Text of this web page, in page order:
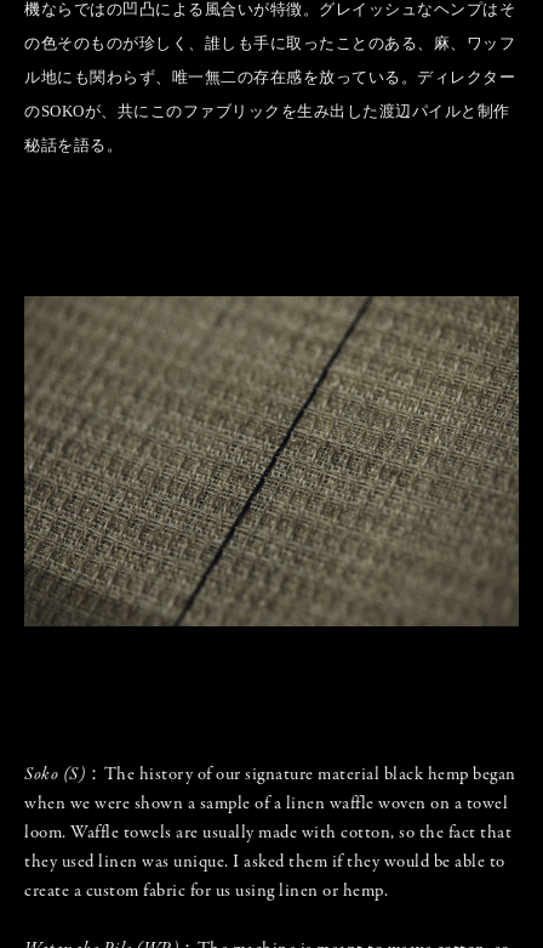
機ならではの凹凸による風合いが特徴。グレイッシュなヘンプはそ
の色そのものが珍しく、誰しも手に取ったことのある、麻、ワッフ
ル地にも関わらず、唯一無二の存在感を放っている。ディレクター
のSOKOが、共にこのファブリックを生み出した渡辺パイルと制作
秘話を語る。
Soko (S) ：The history of our signature material black hemp began
when we were shown a sample of a linen waffle woven on a towel
loom. Waffle towels are usually made with cotton, so the fact that
they used linen was unique. I asked them if they would be able to
create a custom fabric for us using linen or hemp.